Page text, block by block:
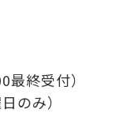
終受付）
のみ）